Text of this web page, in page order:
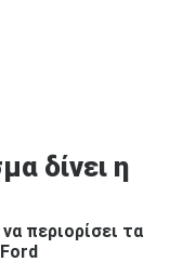
δίνει η
περιορίσει τα